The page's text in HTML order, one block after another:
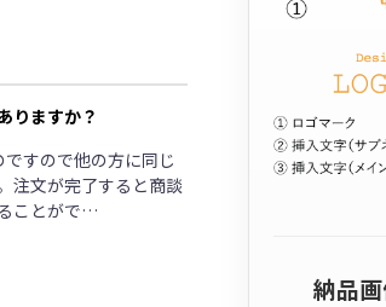
りますか？
すので他の方に同じ
注文が完了すると商談
ことがで…
納品